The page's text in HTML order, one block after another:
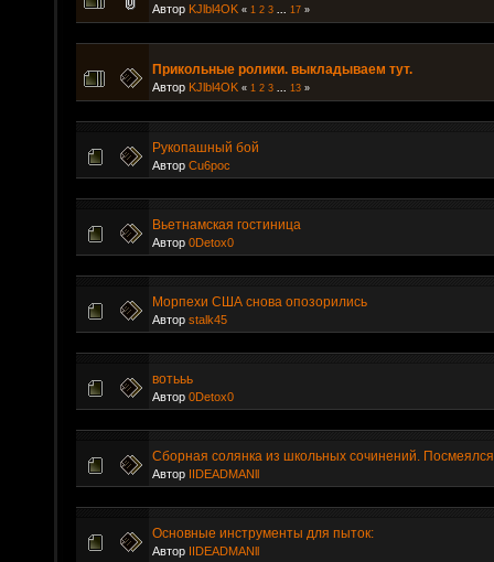
Автор KJlbl4OK « 1 2 3 17 »
Прикольные ролики. выкладываем тут.
Автор KJlbl4OK « 1 2 3 13 »
Рукопашный бой
Автор Cu6poc
Вьетнамская гостиница
Автор 0Detox0
Морпехи США снова опозорились
Автор stalk45
вотььь
Автор 0Detox0
Сборная солянка из школьных сочинений.
Автор IIDEADMANll
Основные инструменты для пыток:
Автор IIDEADMANll